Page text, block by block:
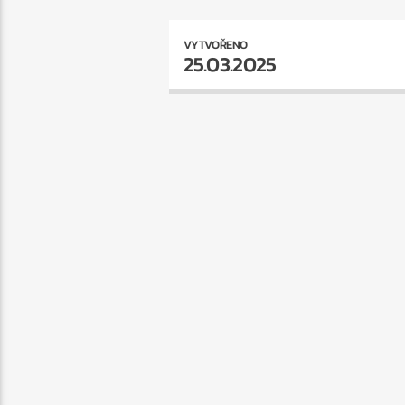
VYTVOŘENO
25.03.2025